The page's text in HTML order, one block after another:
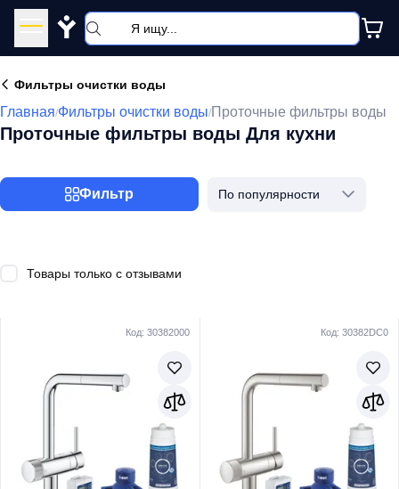
Y
Фильтры очистки воды
Главная/Фильтры очистки воды/Проточные фильтры воды
Проточные фильтры воды Для кухни
Фильтр По популярности
Товары только с отзывами
Код: 30382000 Код: 30382DC0